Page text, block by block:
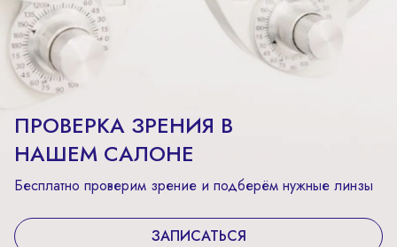
ПРОВЕРКА ЗРЕНИЯ В
НАШЕМ САЛОНЕ
Бесплатно проверим зрение и подберём нужные линзы
ЗАПИСАТЬСЯ